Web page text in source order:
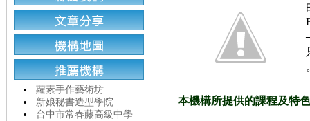
蘿素手作藝術坊
新娘秘書造型學院
台中市常春藤高級中學
本機構所提供的課程及特